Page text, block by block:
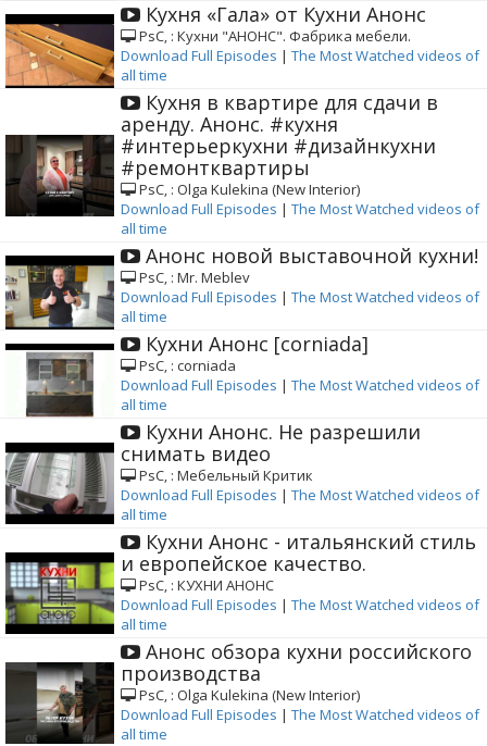
Кухня «Гала» от Кухни Анонс
РѕС‚ : Кухни "АНОНС". Фабрика мебели.
Download Full Episodes | The Most Watched videos of
all time
Кухня в квартире для сдачи в
аренду. Анонс. #кухня
#интерьеркухни #дизайнкухни
#ремонтквартиры
РѕС‚ : Olga Kulekina (New Interior)
Download Full Episodes | The Most Watched videos of
all time
Анонс новой выставочной кухни!
РѕС‚ : Mr. Meblev
Download Full Episodes | The Most Watched videos of
all time
Кухни Анонс [corniada]
РѕС‚ : corniada
Download Full Episodes | The Most Watched videos of
all time
Кухни Анонс. Не разрешили
снимать видео
РѕС‚ : Мебельный Критик
Download Full Episodes | The Most Watched videos of
all time
Кухни Анонс - итальянский стиль
и европейское качество.
РѕС‚ : КУХНИ АНОНС
Download Full Episodes | The Most Watched videos of
all time
Анонс обзора кухни российского
производства
РѕС‚ : Olga Kulekina (New Interior)
Download Full Episodes | The Most Watched videos of
all time